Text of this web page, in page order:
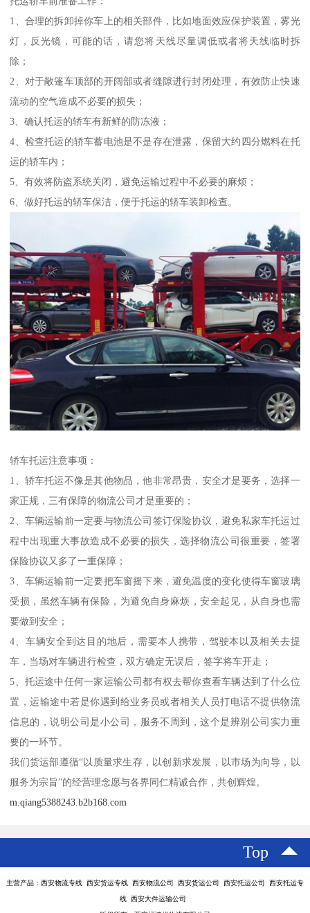
1、合理的拆卸掉你车上的相关部件，比如地面效应保护装置，雾光
灯，反光镜，可能的话，请您将天线尽量调低或者将天线临时拆
除；
2、对于敞篷车顶部的开阔部或者缝隙进行封闭处理，有效防止快速
流动的空气造成不必要的损失；
3、确认托运的轿车有新鲜的防冻液；
4、检查托运的轿车蓄电池是不是存在泄露，保留大约四分燃料在托
运的轿车内；
5、有效将防盗系统关闭，避免运输过程中不必要的麻烦；
6、做好托运的轿车保洁，便于托运的轿车装卸检查。
轿车托运注意事项：
1、轿车托运不像是其他物品，他非常昂贵，安全才是要务，选择一
家正规，三有保障的物流公司才是重要的；
2、车辆运输前一定要与物流公司签订保险协议，避免私家车托运过
程中出现重大事故造成不必要的损失，选择物流公司很重要，签署
保险协议又多了一重保障；
3、车辆运输前一定要把车窗摇下来，避免温度的变化使得车窗玻璃
受损，虽然车辆有保险，为避免自身麻烦，安全起见，从自身也需
要做到安全；
4、车辆安全到达目的地后，需要本人携带，驾驶本以及相关去提
车，当场对车辆进行检查，双方确定无误后，签字将车开走；
5、托运途中任何一家运输公司都有权去帮你查看车辆达到了什么位
置，运输途中若是你遇到给业务员或者相关人员打电话不提供物流
信息的，说明公司是小公司，服务不周到，这个是辨别公司实力重
要的一环节。
我们货运部遵循“以质量求生存，以创新求发展，以市场为向导，以
服务为宗旨”的经营理念愿与各界同仁精诚合作，共创辉煌。
m.qiang5388243.b2b168.com
Top
主营产品：西安物流专线 西安货运专线 西安物流公司 西安货运公司 西安托运公司 西安托运专
线 西安大件运输公司